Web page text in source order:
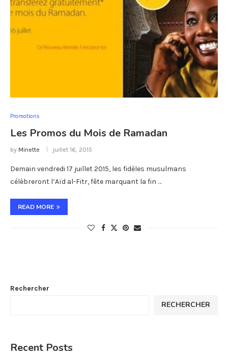
Promotions
Les Promos du Mois de Ramadan
by Minette juillet 16, 2015
Demain vendredi 17 juillet 2015, les fidèles musulmans
célèbreront l’Aïd al-Fitr, fête marquant la fin …
READ MORE
Rechercher
RECHERCHER
Recent Posts